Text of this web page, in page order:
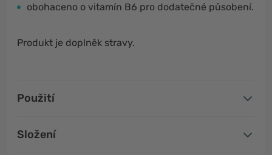
obohaceno o vitamín B6 pro dodatečné působení.
Produkt je doplněk stravy.
Použití
Složení